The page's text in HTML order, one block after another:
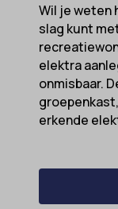
Wil je weten
slag kunt
elektra
onmisbaar.
erkende